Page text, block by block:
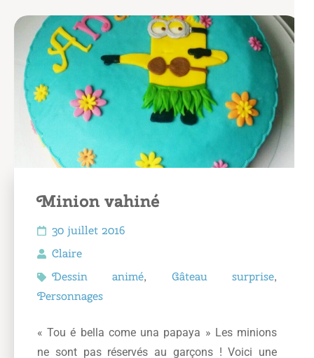
Minion vahiné
30 juillet 2016
Claire
Dessin animé, Gâteau surprise,
Personnages
« Tou é bella come una papaya » Les minions
ne sont pas réservés au garçons ! Voici une